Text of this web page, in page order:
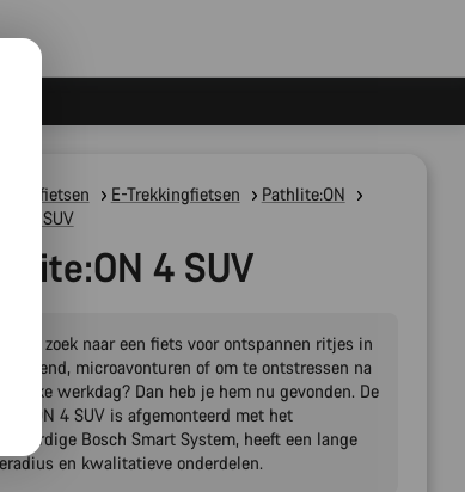
fietsen E-Trekkingfietsen
Pathlite:ON
SUV
4 SUV
je op zoek naar een fiets voor ontspannen ritjes in
microavonturen of om te ontstressen na
drukke werkdag? Dan heb je hem nu gevonden. De
4 SUV is afgemonteerd met het
Bosch Smart System, heeft een lange
en kwalitatieve onderdelen.